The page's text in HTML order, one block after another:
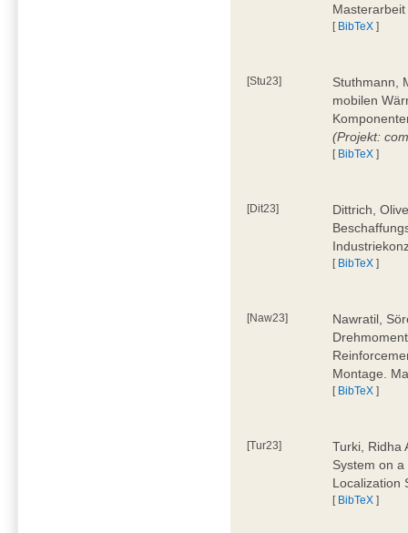
[ BibTeX ]
[Stu23]
Stuthmann,
mobilen
(Projekt:
[ BibTeX ]
[Dit23]
Dittrich,
[ BibTeX ]
[Naw23]
Nawratil,
Montage.
[ BibTeX ]
[Tur23]
Turki, Ridha
System on
Localization
[ BibTeX ]